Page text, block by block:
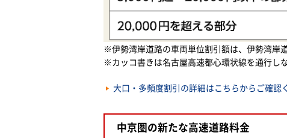
※伊勢湾岸道路の車両単位割引額は、伊勢湾岸
※カッコ書きは名古屋高速都心環状線を通行し
大口・多頻度割引の詳細はこちらからご確認
中京圏の新たな高速道路料金